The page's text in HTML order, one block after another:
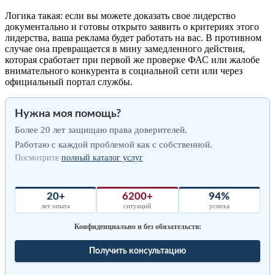
Логика такая: если вы можете доказать свое лидерство
документально и готовы открыто заявить о критериях этого
лидерства, ваша реклама будет работать на вас. В противном
случае она превращается в мину замедленного действия,
которая сработает при первой же проверке ФАС или жалобе
внимательного конкурента в социальной сети или через
официальный портал службы.
Нужна моя помощь?
Более 20 лет защищаю права доверителей.
Работаю с каждой проблемой как с собственной.
Посмотрите полный каталог услуг
20+
лет опыта
6200+
ситуаций
94%
успеха
Конфиденциально и без обязательств:
Получить консультацию